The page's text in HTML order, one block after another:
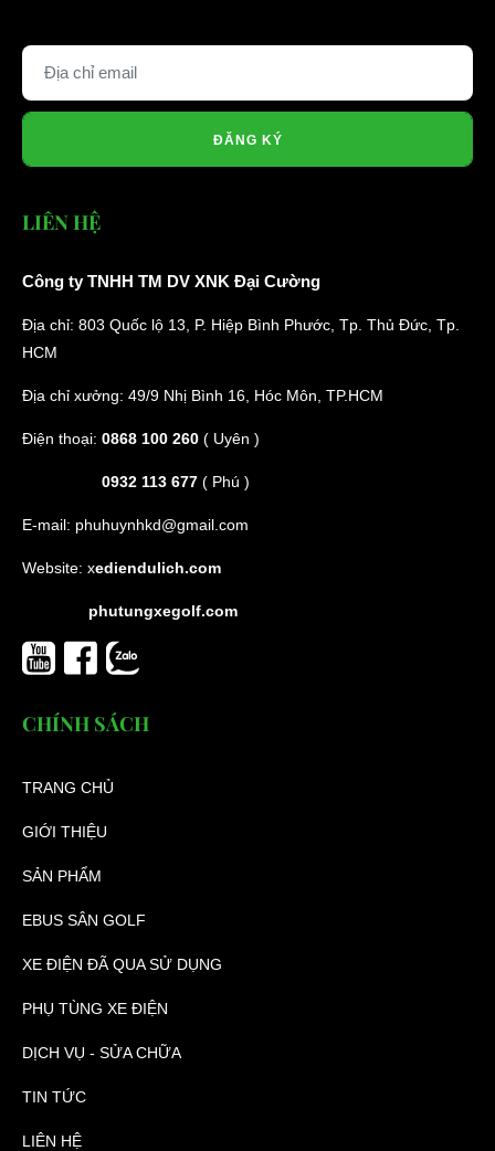
ĐĂNG KÝ
LIÊN HỆ
Công ty TNHH TM DV XNK Đại Cường
Địa chỉ: 803 Quốc lộ 13, P. Hiệp Bình Phước, Tp. Thủ Đức, Tp.
HCM
Địa chỉ xưởng: 49/9 Nhị Bình 16, Hóc Môn, TP.HCM
Điện thoại: 0868 100 260 ( Uyên )
0932 113 677 ( Phú )
E-mail: phuhuynhkd@gmail.com
Website: xediendulich.com
phutungxegolf.com
CHÍNH SÁCH
TRANG CHỦ
GIỚI THIỆU
SẢN PHẨM
EBUS SÂN GOLF
XE ĐIỆN ĐÃ QUA SỬ DỤNG
PHỤ TÙNG XE ĐIỆN
DỊCH VỤ - SỬA CHỮA
TIN TỨC
LIÊN HỆ